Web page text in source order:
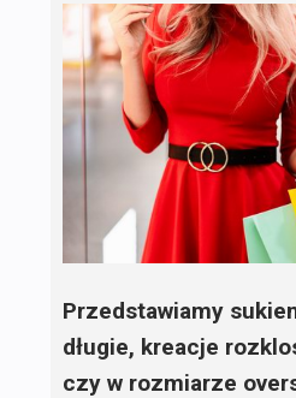
Przedstawiamy
długie, kreacje
czy w rozmiarze